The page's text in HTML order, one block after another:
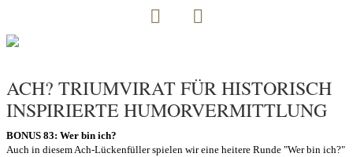
ACH? TRIUMVIRAT FÜR HISTORISCH
INSPIRIERTE HUMORVERMITTLUNG
BONUS 83: Wer bin ich?
Auch in diesem Ach-Lückenfüller spielen wir eine heitere Runde "Wer bin ich?"